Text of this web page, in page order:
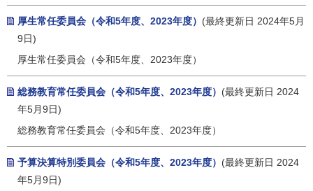
厚生常任委員会（令和5年度、2023年度） (最終更新日 2024年5月
9日)
厚生常任委員会（令和5年度、2023年度）
総務教育常任委員会（令和5年度、2023年度） (最終更新日 2024
年5月9日)
総務教育常任委員会（令和5年度、2023年度）
予算決算特別委員会（令和5年度、2023年度） (最終更新日 2024
年5月9日)